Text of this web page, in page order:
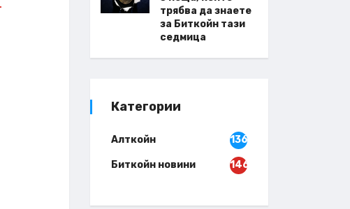
трябва да знаете
за Биткойн тази
седмица
Категории
Алткойн 136
Биткойн новини 146